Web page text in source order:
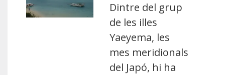
Dintre del grup
de les illes
Yaeyema, les
mes meridionals
del Japó, hi ha